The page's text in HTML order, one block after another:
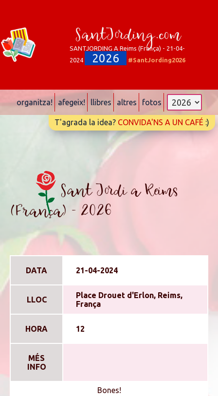
SantJording.com
SANTJORDING A Reims (França) - 21-04-
2024
2026 #SantJording2026
organitza! afegeix! llibres altres fotos
T'agrada la idea? CONVIDA'NS A UN CAFÉ :)
Sant Jordi a Reims
(França) - 2026
DATA 21-04-2024
LLOC
Place Drouet d'Erlon, Reims,
França
HORA 12
MÉS
INFO
Bones!